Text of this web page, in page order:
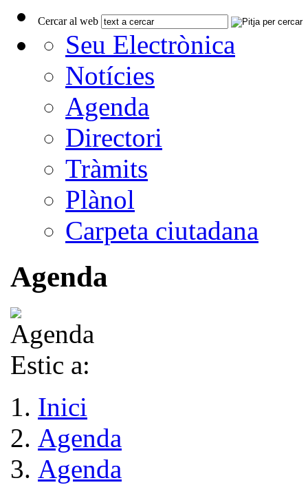
Cercar al web
Seu Electrònica
Notícies
Agenda
Directori
Tràmits
Plànol
Carpeta ciutadana
Agenda
Estic a:
Inici
Agenda
Agenda